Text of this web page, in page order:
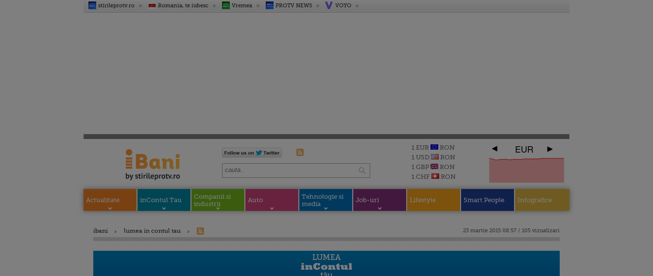
stirileprotv.ro Romania, te iubesc Vremea PROTV NEWS VOYO
1 EUR
RON
1 USD
RON
1 GBP
RON
1 CHF
RON
EUR
Actualitate inContul Tau
Companii si
industrii
Auto
Tehnologie si
media
Job-uri Lifestyle Smart People Infografice
ibani lumea in contul tau 23 martie 2015 08:57 / 105 vizualizari